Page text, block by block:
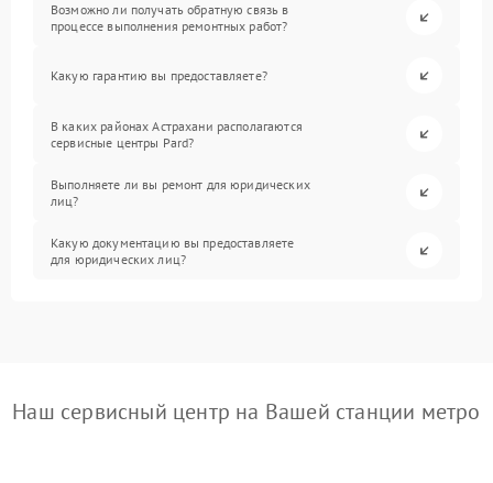
Возможно ли получать обратную связь в
процессе выполнения ремонтных работ?
Какую гарантию вы предоставляете?
В каких районах Астрахани располагаются
сервисные центры Pard?
Выполняете ли вы ремонт для юридических
лиц?
Какую документацию вы предоставляете
для юридических лиц?
Наш сервисный центр на Вашей станции метро